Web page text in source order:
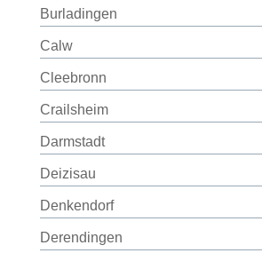
Burladingen
Calw
Cleebronn
Crailsheim
Darmstadt
Deizisau
Denkendorf
Derendingen